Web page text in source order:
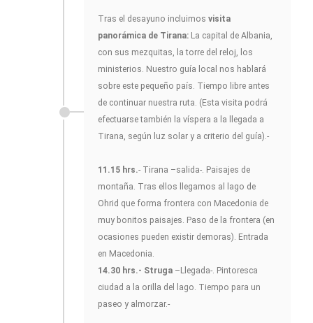
Tras el desayuno incluimos visita
panorámica de Tirana: La capital de Albania,
con sus mezquitas, la torre del reloj, los
ministerios. Nuestro guía local nos hablará
sobre este pequeño país. Tiempo libre antes
de continuar nuestra ruta. (Esta visita podrá
efectuarse también la víspera a la llegada a
Tirana, según luz solar y a criterio del guía).-
11.15 hrs.- Tirana –salida-. Paisajes de
montaña. Tras ellos llegamos al lago de
Ohrid que forma frontera con Macedonia de
muy bonitos paisajes. Paso de la frontera (en
ocasiones pueden existir demoras). Entrada
en Macedonia.
14.30 hrs.- Struga –Llegada-. Pintoresca
ciudad a la orilla del lago. Tiempo para un
paseo y almorzar.-